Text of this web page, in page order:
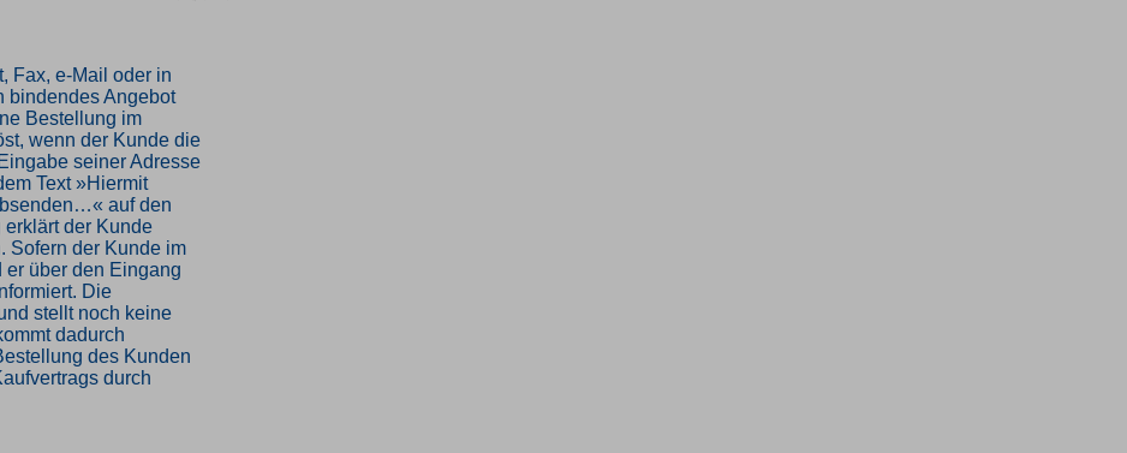
Fax, e-Mail oder in
bindendes Angebot
Bestellung im
wenn der Kunde die
seiner Adresse
Text »Hiermit
auf den
erklärt der Kunde
Sofern der Kunde im
über den Eingang
Die
stellt noch keine
dadurch
des Kunden
durch